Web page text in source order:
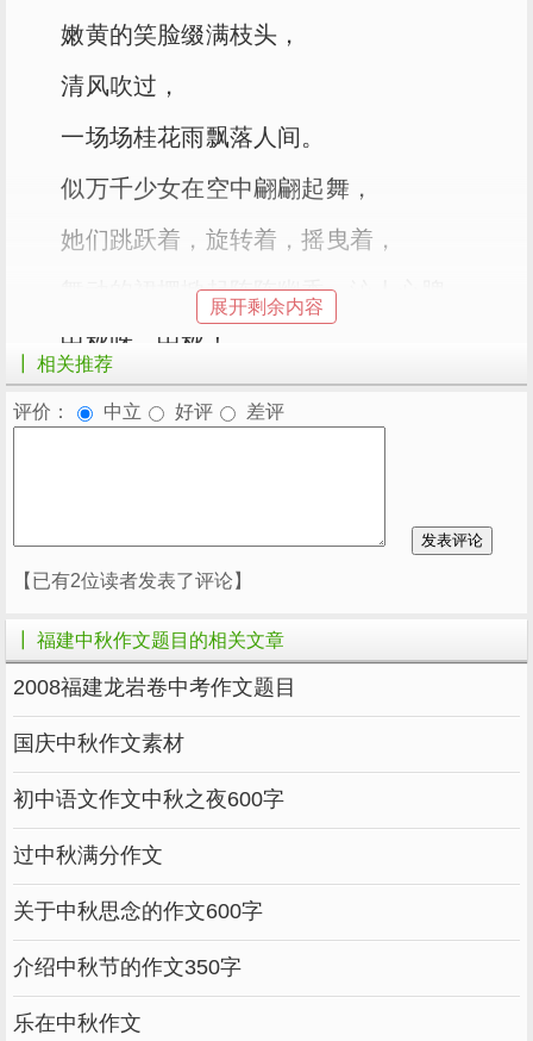
嫩黄的笑脸缀满枝头，
清风吹过，
一场场桂花雨飘落人间。
似万千少女在空中翩翩起舞，
她们跳跃着，旋转着，摇曳着，
舞动的裙摆掀起阵阵幽香，沁人心脾。
中秋呀，中秋！
圆月为你明亮。
大家举杯邀月，共啖美食，畅谈古今。
朦胧的夜色里，
吃醉了酒的月儿，
偷偷藏在了云纱之后。
中秋呀，中秋！
神话为你赞颂。
一个又一个美丽的传说，
演绎着动人的故事，流传千古。
月兔捣药，嫦娥奔月，吴刚伐桂……
树下的孩子托着腮，
展开剩余内容
┃ 相关推荐
评价： 中立 好评 差评
【已有2位读者发表了评论】
┃ 福建中秋作文题目的相关文章
2008福建龙岩卷中考作文题目
国庆中秋作文素材
初中语文作文中秋之夜600字
过中秋满分作文
关于中秋思念的作文600字
介绍中秋节的作文350字
乐在中秋作文